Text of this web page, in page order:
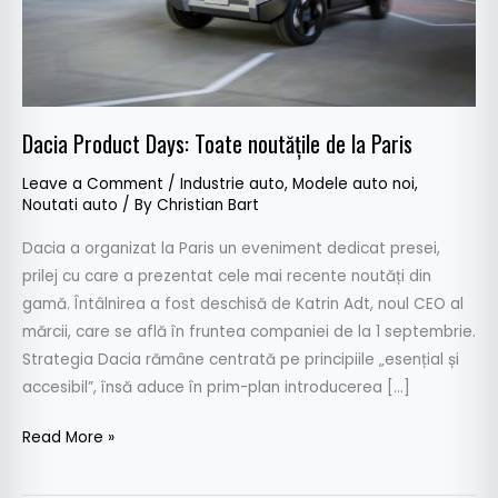
Dacia Product Days: Toate noutățile de la Paris
Leave a Comment / Industrie auto, Modele auto noi,
Noutati auto / By Christian Bart
Dacia a organizat la Paris un eveniment dedicat presei,
prilej cu care a prezentat cele mai recente noutăți din
gamă. Întâlnirea a fost deschisă de Katrin Adt, noul CEO al
mărcii, care se află în fruntea companiei de la 1 septembrie.
Strategia Dacia rămâne centrată pe principiile „esențial și
accesibil”, însă aduce în prim-plan introducerea […]
Read More »